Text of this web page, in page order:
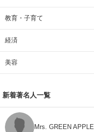
教育・子育て
経済
美容
新着著名人一覧
Mrs. GREEN APPLE